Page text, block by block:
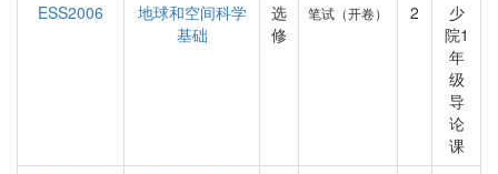
ESS2006
地球和空间科学
基础
选
修
笔试（开卷） 2
少
院1
年
级
导
论
课